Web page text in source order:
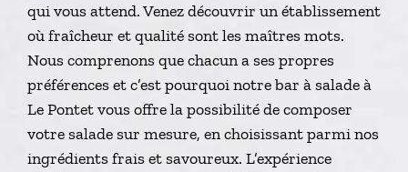
qui vous attend. Venez découvrir un établissement
où fraîcheur et qualité sont les maîtres mots.
Nous comprenons que chacun a ses propres
préférences et c’est pourquoi notre bar à salade à
Le Pontet vous offre la possibilité de composer
votre salade sur mesure, en choisissant parmi nos
ingrédients frais et savoureux. L’expérience